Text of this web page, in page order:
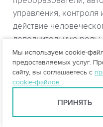
управления,
действие
дополнительную роль:
равномерное
защита от
внезапного
коммуникаций;
предохранение
Мы используем cookie-
предоставляемых услуг.
сайту, вы соглашаетесь с
cookie-файлов .
ПРИНЯТЬ